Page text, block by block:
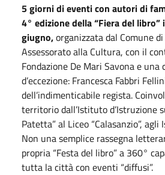
5 giorni di eventi con autori di
4° edizione della“Fiera del libro”
giugno,organizzata dal Comune di
Assessorato alla Cultura, con il
Fondazione De Mari Savona e una
d’eccezione: Francesca Fabbri
dell’indimenticabile regista.
territorio dall’Istituto d’Istruzione
Patetta” al Liceo “Calasanzio”,
Non una semplice rassegna
propria “Festa del libro” a 360°
tutta la cittàcon eventi “diffusi”.